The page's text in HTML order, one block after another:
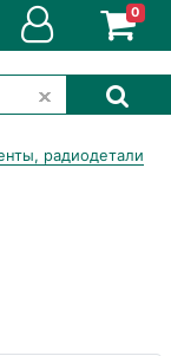
0
радиодетали